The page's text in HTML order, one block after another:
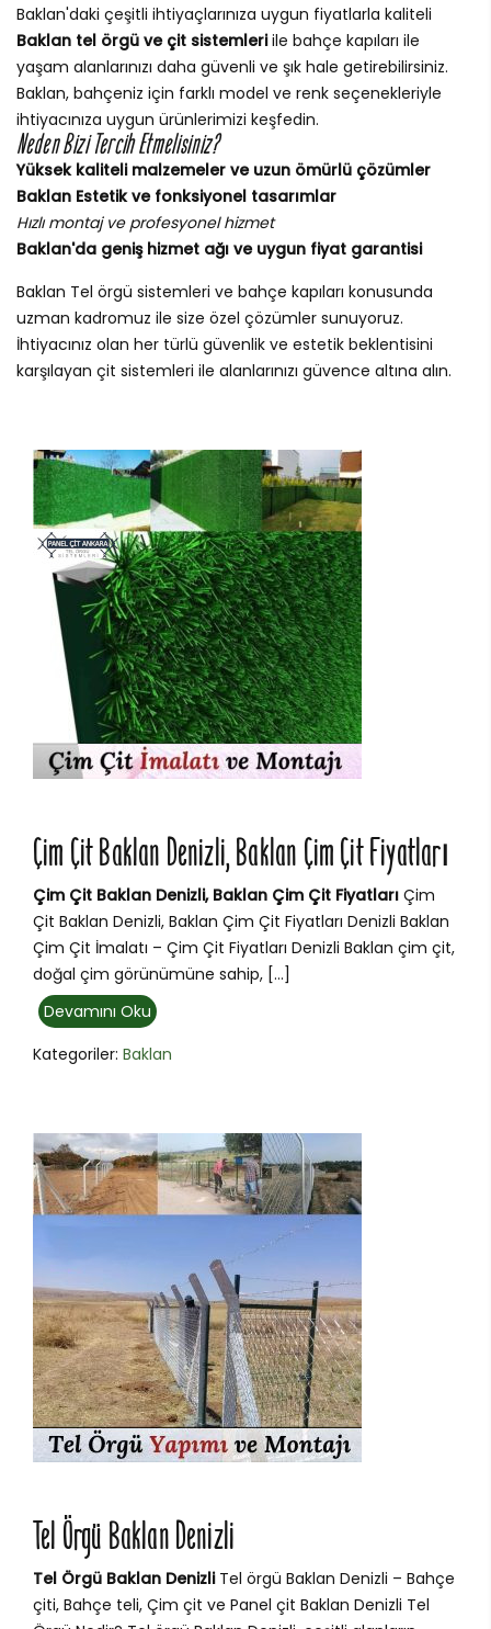
Baklan'daki çeşitli ihtiyaçlarınıza uygun fiyatlarla kaliteli
Baklan tel örgü ve çit sistemleriile bahçe kapıları ile
yaşam alanlarınızı daha güvenli ve şık hale getirebilirsiniz.
Baklan, bahçeniz için farklı model ve renk seçenekleriyle
ihtiyacınıza uygun ürünlerimizi keşfedin.
Neden Bizi Tercih Etmelisiniz?
Yüksek kaliteli malzemeler ve uzun ömürlü çözümler
Baklan Estetik ve fonksiyonel tasarımlar
Hızlı montaj ve profesyonel hizmet
Baklan'da geniş hizmet ağı ve uygun fiyat garantisi
Baklan Tel örgü sistemleri ve bahçe kapıları konusunda
uzman kadromuz ile size özel çözümler sunuyoruz.
İhtiyacınız olan her türlü güvenlik ve estetik beklentisini
karşılayan çit sistemleri ile alanlarınızı güvence altına alın.
Çim Çit Baklan Denizli, Baklan Çim Çit Fiyatları
Çim Çit Baklan Denizli, Baklan Çim Çit Fiyatları Çim
Çit Baklan Denizli, Baklan Çim Çit Fiyatları Denizli Baklan
Çim Çit İmalatı – Çim Çit Fiyatları Denizli Baklan çim çit,
doğal çim görünümüne sahip, […]
Devamını Oku
Kategoriler: Baklan
Tel Örgü Baklan Denizli
Tel Örgü Baklan DenizliTel örgü Baklan Denizli – Bahçe
çiti, Bahçe teli, Çim çit ve Panel çit Baklan Denizli Tel